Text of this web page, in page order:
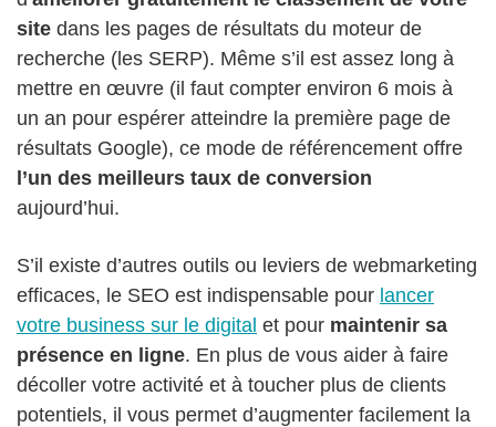
site dans les pages de résultats du moteur de
recherche (les SERP). Même s’il est assez long à
mettre en œuvre (il faut compter environ 6 mois à
un an pour espérer atteindre la première page de
résultats Google), ce mode de référencement offre
l’un des meilleurs taux de conversion
aujourd’hui.
S’il existe d’autres outils ou leviers de webmarketing
efficaces, le SEO est indispensable pour lancer
votre business sur le digital et pour maintenir sa
présence en ligne. En plus de vous aider à faire
décoller votre activité et à toucher plus de clients
potentiels, il vous permet d’augmenter facilement la